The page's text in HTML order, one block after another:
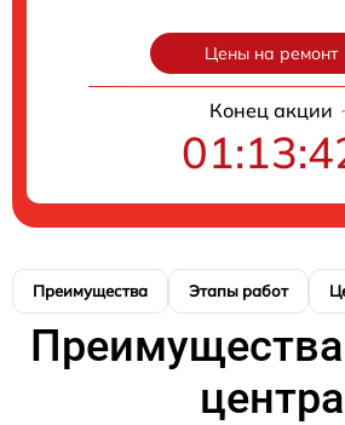
Цены на ремонт
Конец акции
Преимущества Этапы работ
центра